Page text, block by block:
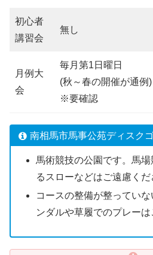
初心者
講習会
無し
月例大
会
毎月第1日曜日
(秋～春の開催が通例)
※要確認
南相馬市馬事公苑ディスク
馬術競技の公園です。馬
るスローなどはご遠慮くだ
コースの整備が整ってい
ンダルや草履でのプレーは